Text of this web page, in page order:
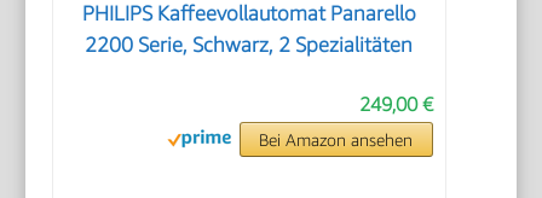
PHILIPS Kaffeevollautomat Panarello
2200 Serie, Schwarz, 2 Spezialitäten
249,00 €
Bei Amazon ansehen